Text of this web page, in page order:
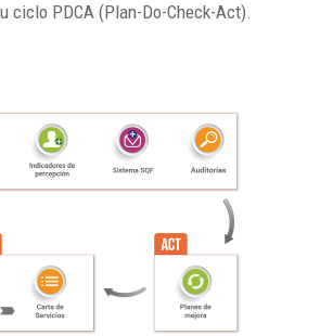
ciclo PDCA (Plan-Do-Check-Act).